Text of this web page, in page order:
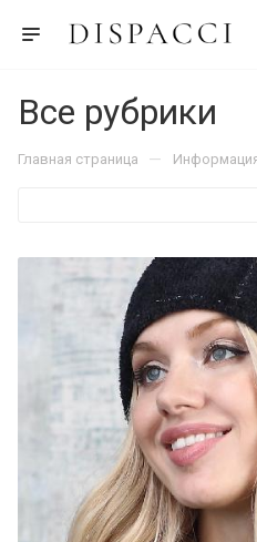
Все рубрики
Главная страница —